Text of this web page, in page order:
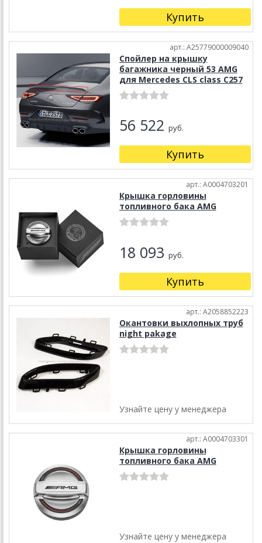
Купить
арт.: A25779000009040
Спойлер на крышку
багажника черный 53 AMG
для Mercedes CLS class C257
56 522 руб.
Купить
арт.: A0004703201
Крышка горловины
топливного бака AMG
18 093 руб.
Купить
арт.: A2058852223
Окантовки выхлопных труб
night pakage
Узнайте цену у менеджера
арт.: A0004703301
Крышка горловины
топливного бака AMG
Узнайте цену у менеджера